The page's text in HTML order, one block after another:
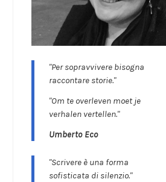
"Per sopravvivere bisogna
raccontare storie."
"Om te overleven moet je
verhalen vertellen."
Umberto Eco
"Scrivere è una forma
sofisticata di silenzio."